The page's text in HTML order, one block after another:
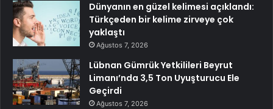
Dünyanın en güzel kelimesi açıklandı:
Türkçeden bir kelime zirveye çok
yaklaştı
Ağustos 7, 2026
Lübnan Gümrük Yetkilileri Beyrut
Limanı’nda 3,5 Ton Uyuşturucu Ele
Geçirdi
Ağustos 7, 2026